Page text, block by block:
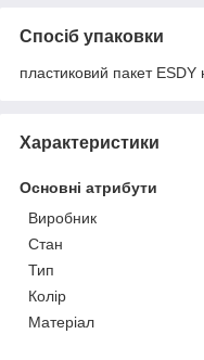
Спосіб упаковки
пластиковий пакет ESDY
Характеристики
Основні атрибути
Виробник
Стан
Тип
Колір
Матеріал